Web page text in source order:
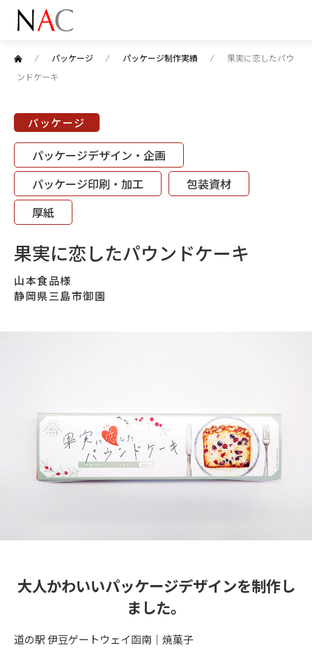
⁄ パッケージ ⁄ パッケージ制作実績 ⁄
果実に恋したパウ
ンドケーキ
パッケージ
パッケージデザイン・企画
パッケージ印刷・加工
包装資材
厚紙
果実に恋したパウンドケーキ
山本食品様
静岡県三島市御園
大人かわいいパッケージデザインを制作し
ました。
道の駅 伊豆ゲートウェイ函南｜焼菓子